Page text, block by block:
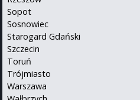
Sopot
Sosnowiec
Starogard Gdański
Szczecin
Toruń
Trójmiasto
Warszawa